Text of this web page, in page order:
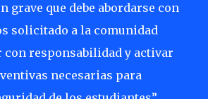
grave que debe abordarse con
solicitado a la comunidad
con responsabilidad y activar
necesarias para